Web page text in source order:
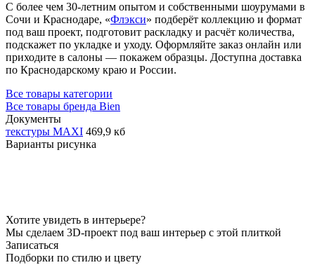
С более чем 30-летним опытом и собственными шоурумами в
Сочи и Краснодаре, «Флэкси» подберёт коллекцию и формат
под ваш проект, подготовит раскладку и расчёт количества,
подскажет по укладке и уходу. Оформляйте заказ онлайн или
приходите в салоны — покажем образцы. Доступна доставка
по Краснодарскому краю и России.
Все товары категории
Все товары бренда Bien
Документы
текстуры MAXI 469,9 кб
Варианты рисунка
Хотите увидеть в интерьере?
Мы сделаем 3D-проект под ваш интерьер с этой плиткой
Записаться
Подборки по стилю и цвету